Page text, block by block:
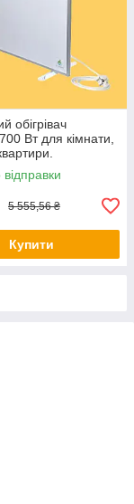
обігрівач
Вт для кімнати,
обігрівач
5 555,56 ₴
Купити